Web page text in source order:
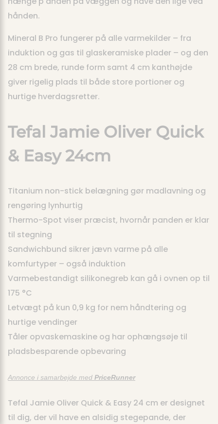
hånden.
Mineral B Pro fungerer på alle varmekilder – fra
induktion og gas til glaskeramiske plader – og den
28 cm brede, runde form samt 4 cm kanthøjde
giver rigelig plads til både store portioner og
hurtige hverdagsretter.
Tefal Jamie Oliver Quick
& Easy 24cm
Titanium non-stick belægning gør madlavning og
rengøring lynhurtig
Thermo-Spot viser præcist, hvornår panden er klar
til stegning
Sandwichbund sikrer jævn varme på alle
komfurtyper – også induktion
Varmebestandigt silikonegreb kan gå i ovnen op til
175 °C
Letvægt på kun 0,9 kg for nem håndtering og
hurtige vendinger
Tåler opvaskemaskine og har ophængsøje til
pladsbesparende opbevaring
Annonce i samarbejde med PriceRunner
Tefal Jamie Oliver Quick & Easy 24 cm er designet
til dig, der vil have en alsidig stegepande, der